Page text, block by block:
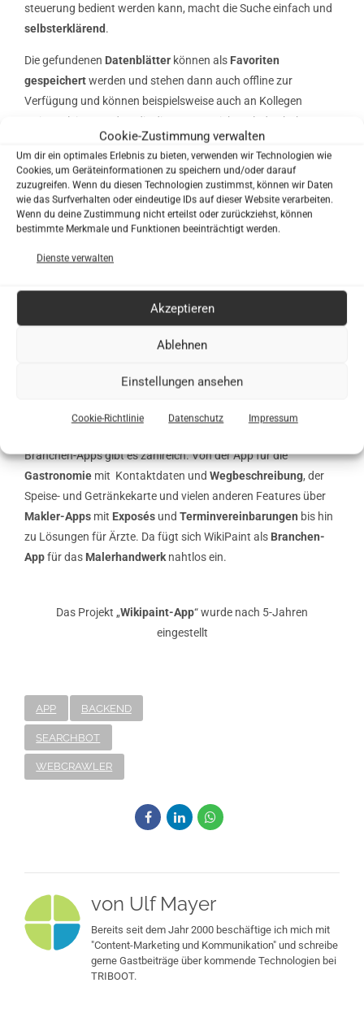
Cookie-Zustimmung verwalten
Um dir ein optimales Erlebnis zu bieten, verwenden wir Technologien wie
Cookies, um Geräteinformationen zu speichern und/oder darauf
zuzugreifen. Wenn du diesen Technologien zustimmst, können wir Daten
wie das Surfverhalten oder eindeutige IDs auf dieser Website verarbeiten.
Wenn du deine Zustimmung nicht erteilst oder zurückziehst, können
bestimmte Merkmale und Funktionen beeinträchtigt werden.
Dienste verwalten
Akzeptieren
Ablehnen
Einstellungen ansehen
Cookie-Richtlinie Datenschutz Impressum
steuerung b­edient werden kann, macht die Suche einfach und
selbsterklärend.
Die gefundenen Datenblätter können als Favoriten
gespeichertwerden und stehen dann auch offline zur
Verfügung und können beispielsweise auch an Kollegen
weitergeleitet werden, die die App gar nicht geladen haben.
Push-Nach­richtenwerden die Nutzer über neue Her­
steller oder neue Produkte, die in das Portal aufgenommen
wur­den informiert.
dem neuesten Stand
auf Web-Technologie aufsetzt. Die Anwendung kann sowohl
innerhalb einesWebbrowsersals auch in Form einermobilen
genutzt werden. Der Download ist
UnserFazit.
Branchen-Apps gibt es zahlreich. Von der App für die
Gastronomie mit Kontaktdaten und Wegbeschreibung, der
Speise- und Getränkekarte und vielen anderen Features über
Makler-Apps mit Exposés und Terminvereinbarungen bis hin
zu Lösungen für Ärzte. Da fügt sich WikiPaint als Branchen-
Appfür das Malerhandwerk nahtlos ein.
Das Projekt „Wikipaint-App“ wurde nach 5-Jahren
eingestellt
APP BACKEND
SEARCHBOT
WEBCRAWLER
von Ulf Mayer
Bereits seit dem Jahr 2000 beschäftige ich mich mit
"Content-Marketing und Kommunikation" und schreibe
gerne Gastbeiträge über kommende Technologien bei
TRIBOOT.